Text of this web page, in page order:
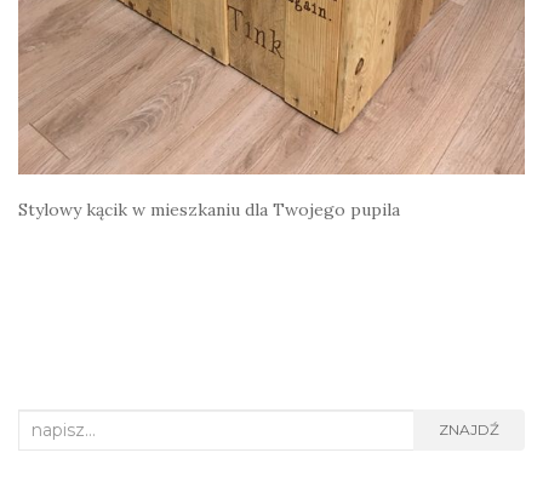
Stylowy kącik w mieszkaniu dla Twojego pupila
Search
ZNAJDŹ